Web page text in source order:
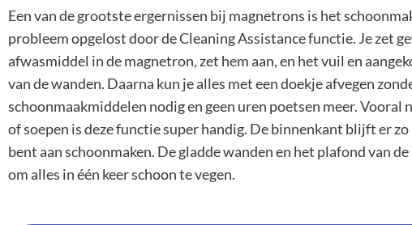
Een van de grootste ergernissen bij magnetrons is het
probleem opgelost door de Cleaning Assistance functie. Je zet
afwasmiddel in de magnetron, zet hem aan, en het vuil en
van de wanden. Daarna kun je alles met een doekje afvegen
schoonmaakmiddelen nodig en geen uren poetsen meer. Vooral
of soepen is deze functie super handig. De binnenkant blijft er
bent aan schoonmaken. De gladde wanden en het plafond van
om alles in één keer schoon te vegen.